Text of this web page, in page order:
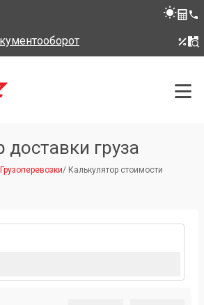
доставки груза
Грузоперевозки/ Калькулятор стоимости